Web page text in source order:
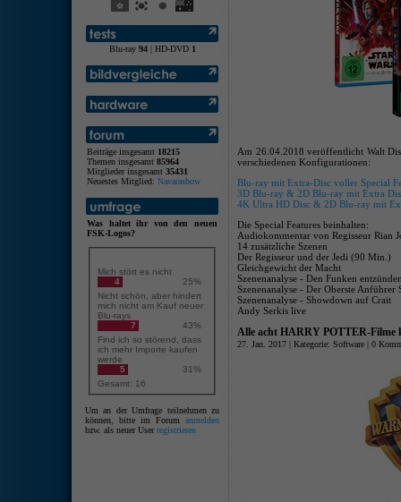
Blu-ray 94| HD-DVD 1
Beiträge insgesamt 18215
Themen insgesamt 85964
Mitglieder insgesamt 35431
Neuestes Mitglied: Navarasbow
Was haltet ihr von den neuen
FSK-Logos?
Mich stört es nicht
4
25%
Nicht schön, aber hindert
mich nicht am Kauf neuer
Blu-rays
7
43%
Find ich so störend, dass
ich mehr Importe kaufen
werde
5
31%
Gesamt: 16
Um an der Umfrage teilnehmen zu
können, bitte im Forum anmelden
bzw. als neuer Userregistrieren
Am 26.04.2018 veröffentlicht Walt
verschiedenen Konfigurationen:
Blu-ray mit Extra-Disc voller Special
3D Blu-ray & 2D Blu-ray mit Extra
4K Ultra HD Disc & 2D Blu-ray mit
Die Special Features beinhalten:
Audiokommentar von Regisseur Rian
14 zusätzliche Szenen
Der Regisseur und der Jedi (90 Min.)
Gleichgewicht der Macht
Szenenanalyse - Den Funken
Szenenanalyse - Der Oberste Anführer
Szenenanalyse - Showdown auf Crait
Andy Serkis live
Alle acht HARRY POTTER-Filme
27. Jan. 2017 | Kategorie: Software | 0